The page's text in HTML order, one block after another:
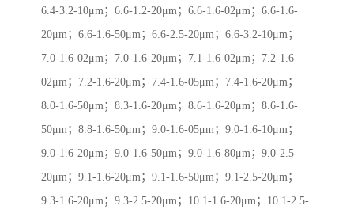
6.4-3.2-10μm；6.6-1.2-20μm；6.6-1.6-02μm；6.6-1.6-
20μm；6.6-1.6-50μm；6.6-2.5-20μm；6.6-3.2-10μm；
7.0-1.6-02μm；7.0-1.6-20μm；7.1-1.6-02μm；7.2-1.6-
02μm；7.2-1.6-20μm；7.4-1.6-05μm；7.4-1.6-20μm；
8.0-1.6-50μm；8.3-1.6-20μm；8.6-1.6-20μm；8.6-1.6-
50μm；8.8-1.6-50μm；9.0-1.6-05μm；9.0-1.6-10μm；
9.0-1.6-20μm；9.0-1.6-50μm；9.0-1.6-80μm；9.0-2.5-
20μm；9.1-1.6-20μm；9.1-1.6-50μm；9.1-2.5-20μm；
9.3-1.6-20μm；9.3-2.5-20μm；10.1-1.6-20μm；10.1-2.5-